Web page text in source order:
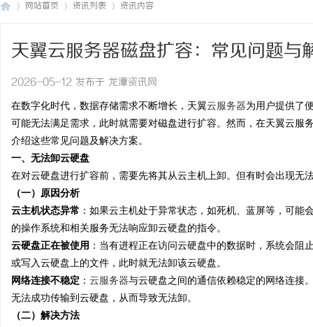
网站首页 资讯列表 资讯内容
天翼云服务器磁盘扩容：常见问题与
2026-05-12 发布于 龙潭资讯网
在数字化时代，数据存储需求不断增长，天翼云服务器为用户提供了
可能无法满足需求，此时就需要对磁盘进行扩容。然而，在天翼云
介绍这些常见问题及解决方案。
一、无法卸云硬盘
在对云硬盘进行扩容前，需要先将其从云主机上卸。但有时会出现无
（一）原因分析
云主机状态异常 ：如果云主机处于异常状态，如死机、蓝屏等，可
的操作系统和相关服务无法响应卸云硬盘的指令。
云硬盘正在被使用 ：当有进程正在访问云硬盘中的数据时，系统会
或写入云硬盘上的文件，此时就无法卸该云硬盘。
网络连接不稳定 ： 云服务器与云硬盘之间的通信依赖稳定的网络连接
无法成功传输到云硬盘，从而导致无法卸。
（二）解决方法